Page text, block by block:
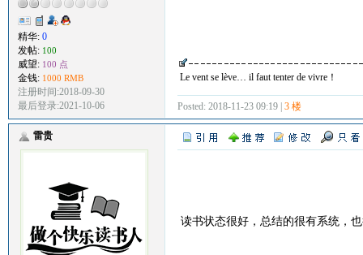
精华: 0
发帖: 100
威望: 100 点
金钱: 1000 RMB
注册时间:2018-09-30
最后登录:2021-10-06
Le vent se lève… il faut tenter de vivre！
Posted: 2018-11-23 09:19 | 3 楼
雷贵
读书状态很好，总结的很有系统，